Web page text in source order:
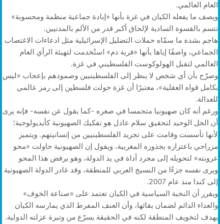
العام العالمي.
ويصف ما يفعله الكيان في غزة بأنها «إبادة جماعية منظمة ومحسوبة»
تتسم بالقسوة السادية لإلحاق أكبر قدر من الألم بالمدنيين.
هاجم بشدة ما سمّاه حملات التضليل الإسرائيلية مثل ادعاءات الاغتصاب
الجماعي، واصفًا إياها بأنها «فرية دم» استُخدمت لتهيئة الرأي العام
العالمي لتقبل الهولوكوست الفلسطيني في غزة.
وصرّح بأن أي شخص لا ينظر إلى الفلسطينيين وصمودهم بإعجاب «ليس
بكامل قواه العقلية»، معتبرًا أن غزة حولت فلسطين إلى رمز عالمي
للعدالة.
ورغم أنه كان صهيونيا متحمسا في صغره -كما يقول عن نفسه- فإنه يرى
أن الحل الوحيد لتحقيق سلام عادل هو تفكيك الصهيونية كأيديولوجية؛
لأنها تأسست وقامت على تجريد الفلسطينيين من إنسانيتهم. ويتميز
مزراحي باعتزازه بجذوره المغربية، ويقول إن الصهيونية حاولت «محو
عروبته» لتحويله إلى مجرد أداة في يد الدولة، وهو يرفض هذا المحو
ويرى نفسه جزءًا من النسيج العربي للمنطقة، وقد غادر الدولة الصهيونية
إلى كندا منذ عام 2007.
ويقرر أن النخبة السياسية في الكيان تعتمد على «صناعة الخوف»
والعداء الدائم لضمان بقائها، وأن العنف المفرط الذي يمارسه الكيان
يهدف لتخويف المنطقة لكنه في الحقيقة يسرّع من وتيرة عزلته الدولية.